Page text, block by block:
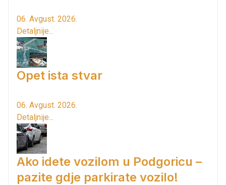
06. Avgust. 2026.
Detaljnije...
Opet ista stvar
06. Avgust. 2026.
Detaljnije...
Ako idete vozilom u Podgoricu –
pazite gdje parkirate vozilo!